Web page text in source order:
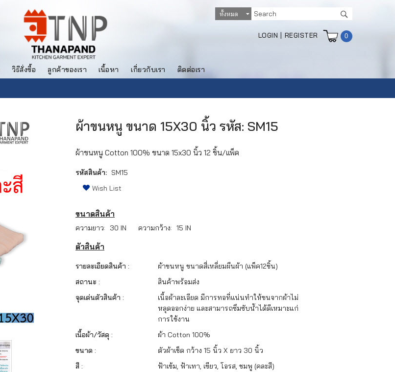
0
LOGIN | REGISTER
วิธีสั่งซื้อ ลูกค้าของเรา เนื้อหา เกี่ยวกับเรา ติดต่อเรา
ผ้าขนหนู ขนาด 15X30 นิ้ว รหัส: SM15
ผ้าขนหนู Cotton 100% ขนาด 15x30 นิ้ว 12 ชิ้น/แพ็ค
รหัสสินค้า: SM15
Wish List
ขนาดสินค้า
ความยาว: 30 IN ความกว้าง: 15 IN
ตัวสินค้า
รายละเอียดสินค้า :
ผ้าขนหนู ขนาดสี่เหลี่ยมผืนผ้า (แพ็ค12ชิ้น)
สถานะ :
สินค้าพร้อมส่ง
จุดเด่นตัวสินค้า :
เนื้อผ้าละเอียด มีการทอที่แน่นทำให้ขนจากผ้าไม่
หลุดออกง่าย และสามารถซึมซับน้ำได้ดีเหมาะแก่
การใช้งาน
เนื้อผ้า/วัสดุ :
ผ้า Cotton 100%
ขนาด :
ตัวผ้าเช็ด กว้าง 15 นิ้ว X ยาว 30 นิ้ว
สี :
ฟ้าเข้ม, ฟ้าเทา, เขียว, โอรส, ชมพู (คละสี)